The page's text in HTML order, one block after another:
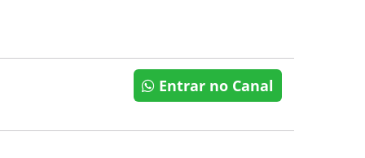
Entrar no Canal